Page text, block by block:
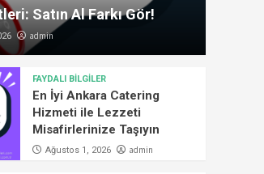
Satın Al Farkı Gör!
admin
FAYDALI BİLGİLER
En İyi Ankara Catering
Hizmeti ile Lezzeti
Misafirlerinize Taşıyın
Ağustos 1, 2026 admin